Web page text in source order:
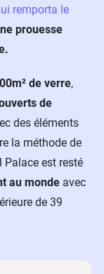
remporta le
prouesse
de verre,
de
des éléments
la méthode de
Palace est resté
au monde avec
de 39